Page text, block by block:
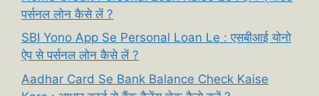
पर्सनल लोन कैसे लें ?
SBI Yono App Se Personal Loan Le : एसबीआई योनो
ऐप से पर्सनल लोन कैसे लें ?
Aadhar Card Se Bank Balance Check Kaise